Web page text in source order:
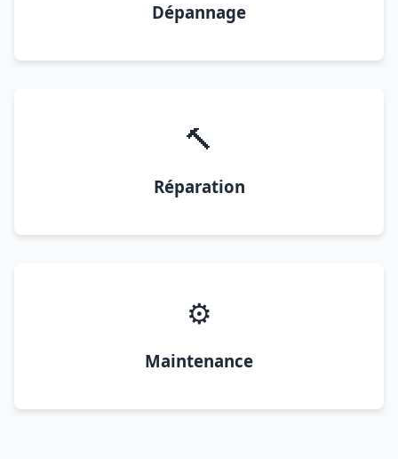
Dépannage
🔨
Réparation
⚙️
Maintenance